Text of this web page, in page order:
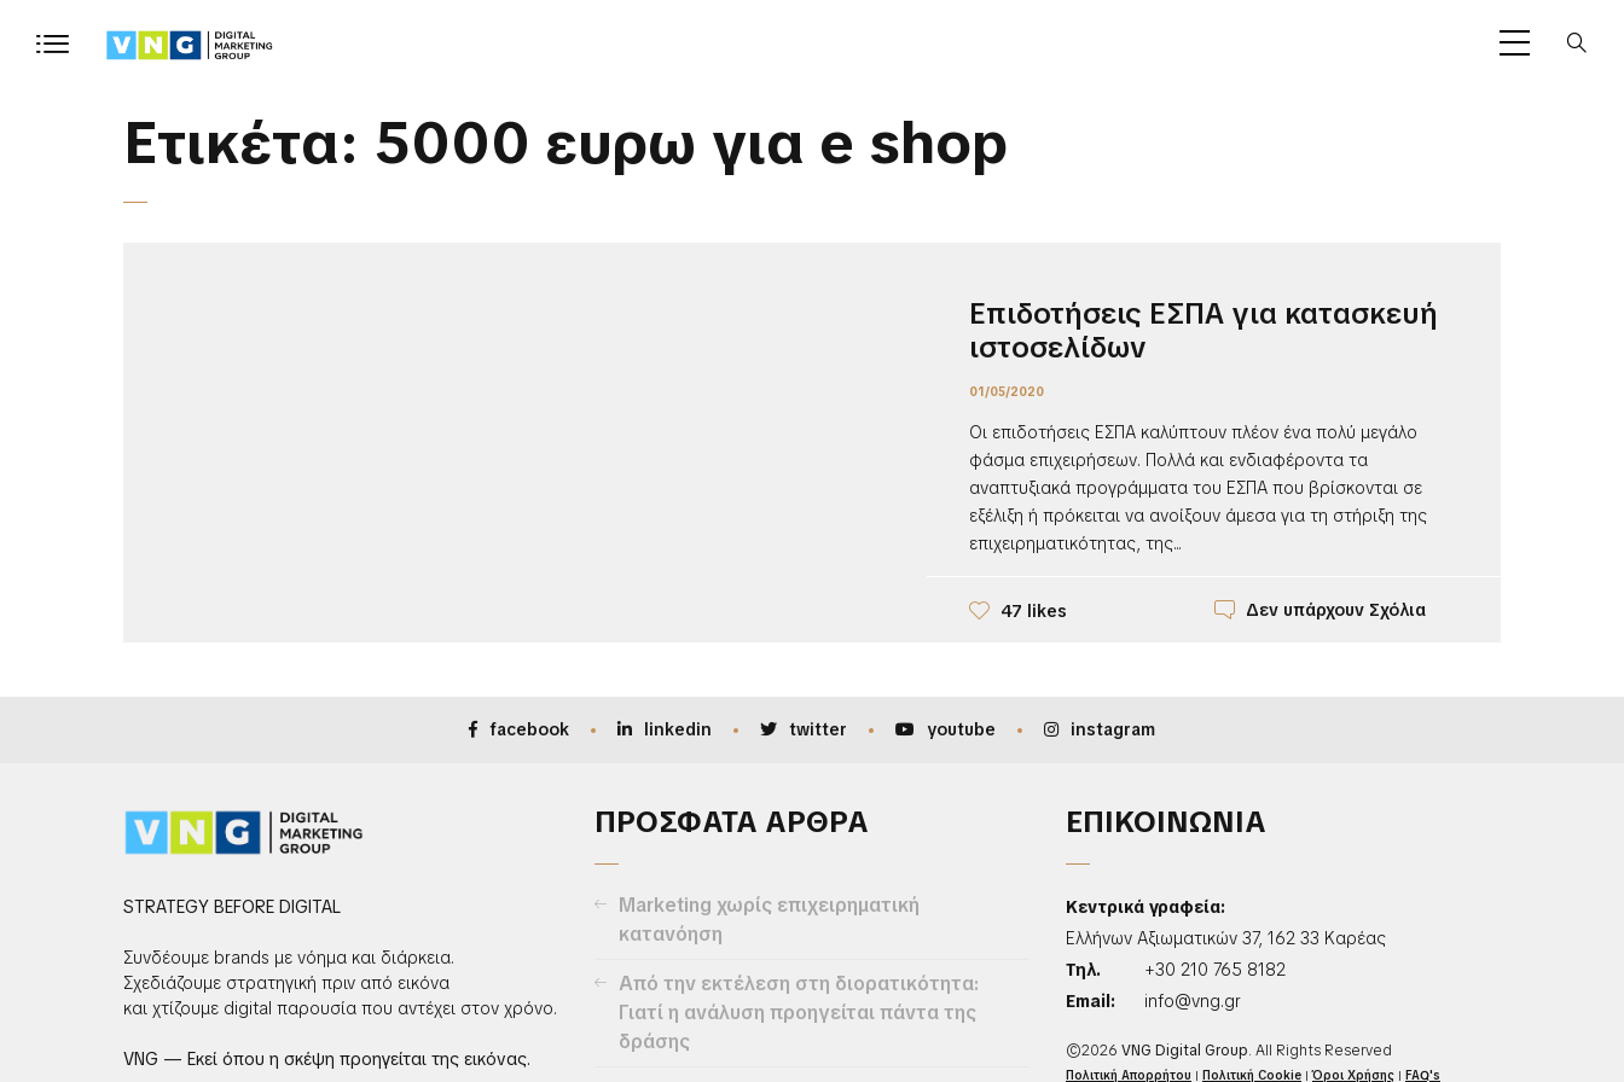
Ετικέτα: 5000 ευρω για e shop
Επιδοτήσεις ΕΣΠΑ για κατασκευή
ιστοσελίδων
01/05/2020
Οι επιδοτήσεις ΕΣΠΑ καλύπτουν πλέον ένα πολύ μεγάλο
φάσμα επιχειρήσεων. Πολλά και ενδιαφέροντα τα
αναπτυξιακά προγράμματα του ΕΣΠΑ που βρίσκονται σε
εξέλιξη ή πρόκειται να ανοίξουν άμεσα για τη στήριξη της
επιχειρηματικότητας, της...
47 likes Δεν υπάρχουν Σχόλια
facebook linkedin twitter youtube instagram
STRATEGY BEFORE DIGITAL
Συνδέουμε brands με νόημα και διάρκεια.
Σχεδιάζουμε στρατηγική πριν από εικόνα
και χτίζουμε digital παρουσία που αντέχει στον χρόνο.
VNG — Εκεί όπου η σκέψη προηγείται της εικόνας.
ΠΡΟΣΦΑΤΑ ΑΡΘΡΑ
Marketing χωρίς επιχειρηματική
κατανόηση
Από την εκτέλεση στη διορατικότητα:
Γιατί η ανάλυση προηγείται πάντα της
δράσης
ΕΠΙΚΟΙΝΩΝΙΑ
Κεντρικά γραφεία:
Ελλήνων Αξιωματικών 37, 162 33 Καρέας
Τηλ.
+30 210 765 8182
Email:
info@vng.gr
©2026 VNG Digital Group. All Rights Reserved
Πολιτική Απορρήτου | Πολιτική Cookie|Όροι Χρήσης| FAQ's